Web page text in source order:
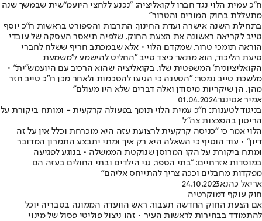
ח"כ עמית הלוי נגד חברו לקואליציה: "נכנע ללחצי היועמ"שית שבמשך שנה
מתעללת בחוק המורים והטרור"
בתחילת השנה אישרה ועדת החינוך, התרבות והספורט בראשות ח"כ יוסף
טייב לקריאה ראשונה את הצעת החוק, שלפיה תיאסר העסקה של עובדי
הוראה תומכי טרור, שמקדם הלוי • אלא שבמכתב חריף ששלח לחברי
סיעת הליכוד, הוא מתאר כיצד טייב "החליט להישמע ל'משמעת
הקואליציונית' המשפטית שלו, בקואליציה שהוא הרכיב עם היועמש"ית" •
מלשכת טייב נמסר: "הטענה כי הגיעו להסכמות ולאחר מכן ח״כ טייב חזר
מהן, הן שיקריות מיסודן ואלה דברים שלא היו מעולם"
אמיר אטינגר01.04.2024
בניגוד לטענות: ח"כ עמית הלוי תומך בפעולה קרקעית - ומותח ביקורת על
הריסון בהפצצות צה"ל
הלוי אמר כי "כניסה קרקעית לרצועת עזה היא מוכרחת וכלל אין על זה
דיון" • עוד הוסיף כי השאלה היא רק איך ומתי יתבצע התמרון המדובר
ומתח ביקורת על הקו המרוסן שנוקטת הממשלה • בנוגע לפגיעה
במוסדות אזרחיים: "בתי הספר, גני הילדים ובתי החולים בעזה הם
מפקדות מחבלים וככה צריך להתייחס אליהם"
אריאל כהנא24.10.2023
חוק עוקף דמוקרטיה
אם הצעת החוק החדשה תעבור, ראש הוועדה הממונה בטבריה יוכל
להתמודד בבחירות לראשות העיר • זהו ניצול פוליטי פסול של מינוי